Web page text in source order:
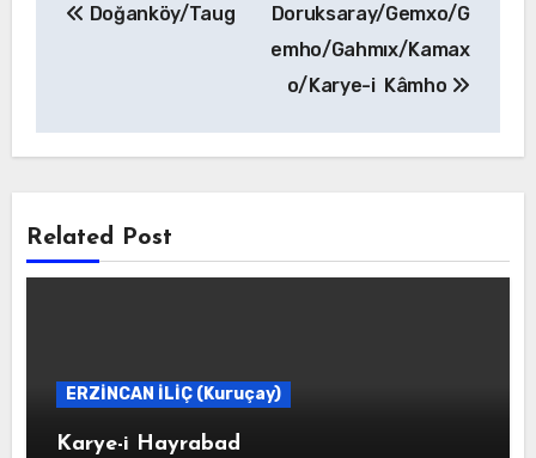
gezinmesi
Doğanköy/Taug
Doruksaray/Gemxo/G
emho/Gahmıx/Kamax
o/Karye-i Kâmho
Related Post
ERZİNCAN İLİÇ (Kuruçay)
Karye-i Hayrabad